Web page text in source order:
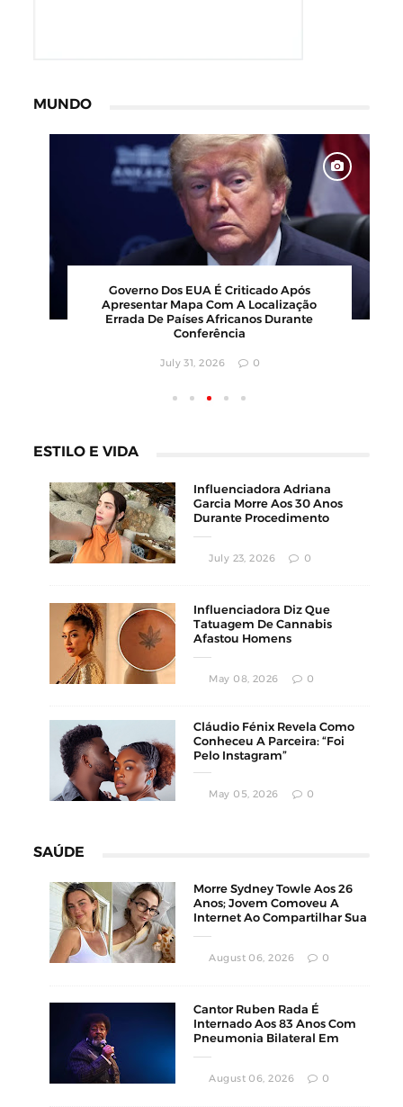
MUNDO
Governo Dos EUA É Criticado Após
Apresentar Mapa Com A Localização
Errada De Países Africanos Durante
Conferência
July 31, 2026 0
ESTILO E VIDA
Influenciadora Adriana
Garcia Morre Aos 30 Anos
Durante Procedimento
July 23, 2026 0
Influenciadora Diz Que
Tatuagem De Cannabis
Afastou Homens
May 08, 2026 0
Cláudio Fénix Revela Como
Conheceu A Parceira: “Foi
Pelo Instagram”
May 05, 2026 0
SAÚDE
Morre Sydney Towle Aos 26
Anos; Jovem Comoveu A
Internet Ao Compartilhar Sua
August 06, 2026 0
Cantor Ruben Rada É
Internado Aos 83 Anos Com
Pneumonia Bilateral Em
August 06, 2026 0